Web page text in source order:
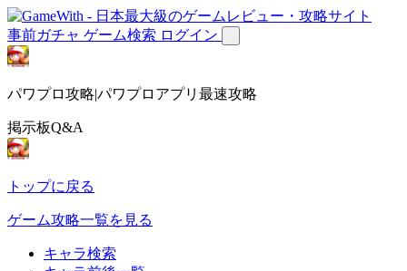
事前ガチャ ゲーム検索 ログイン
パワプロ攻略|パワプロアプリ最速攻略
掲示板Q&A
トップに戻る
ゲーム攻略一覧を見る
キャラ検索